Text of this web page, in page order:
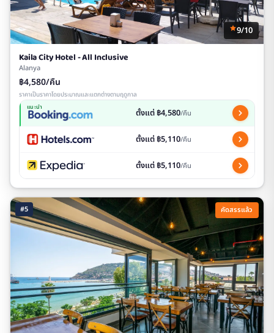
9/10
Kaila City Hotel - All Inclusive
Alanya
฿4,580/คืน
ราคาเป็นราคาโดยประมาณและแตกต่างตามฤดูกาล
แนะนำ ตั้งแต่ ฿4,580/คืน
ตั้งแต่ ฿5,110/คืน
ตั้งแต่ ฿5,110/คืน
#5 คัดสรรแล้ว